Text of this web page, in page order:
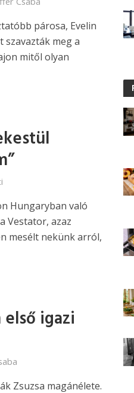
párosa, Evelin
szavazták meg a
mitől olyan
Hungaryban való
Vestator, azaz
mesélt nekünk arról,
igazi
Zsuzsa magánélete.